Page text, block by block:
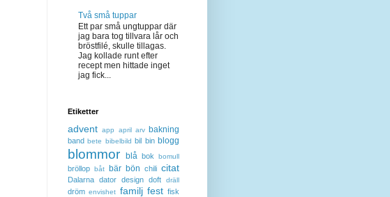
Två små tuppar
Ett par små ungtuppar där
jag bara tog tillvara lår och
bröstfilé, skulle tillagas.
Jag kollade runt efter
recept men hittade inget
jag fick...
Etiketter
advent app april arv bakning
band bete bibelbild bil bin blogg
blommor blå bok bomull
bröllop båt bär bön chili citat
Dalarna dator design doft dräll
dröm envishet familj fest fisk